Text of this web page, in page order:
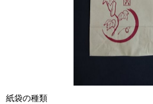
紙袋の種類